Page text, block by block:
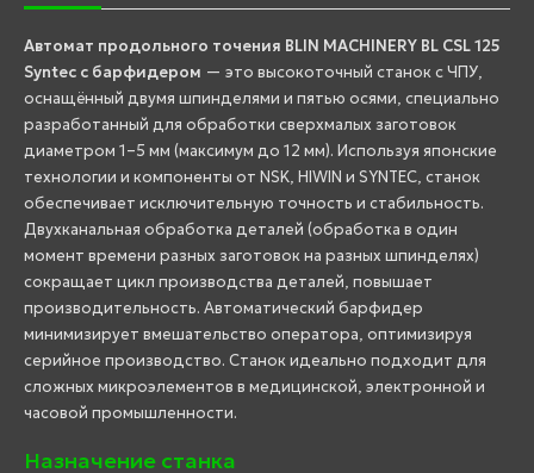
Автомат продольного точения BLIN MACHINERY BL CSL 125
Syntec с барфидером — это высокоточный станок с ЧПУ,
оснащённый двумя шпинделями и пятью осями, специально
разработанный для обработки сверхмалых заготовок
диаметром 1–5 мм (максимум до 12 мм). Используя японские
технологии и компоненты от NSK, HIWIN и SYNTEC, станок
обеспечивает исключительную точность и стабильность.
Двухканальная обработка деталей (обработка в один
момент времени разных заготовок на разных шпинделях)
сокращает цикл производства деталей, повышает
производительность. Автоматический барфидер
минимизирует вмешательство оператора, оптимизируя
серийное производство. Станок идеально подходит для
сложных микроэлементов в медицинской, электронной и
часовой промышленности.
Назначение станка